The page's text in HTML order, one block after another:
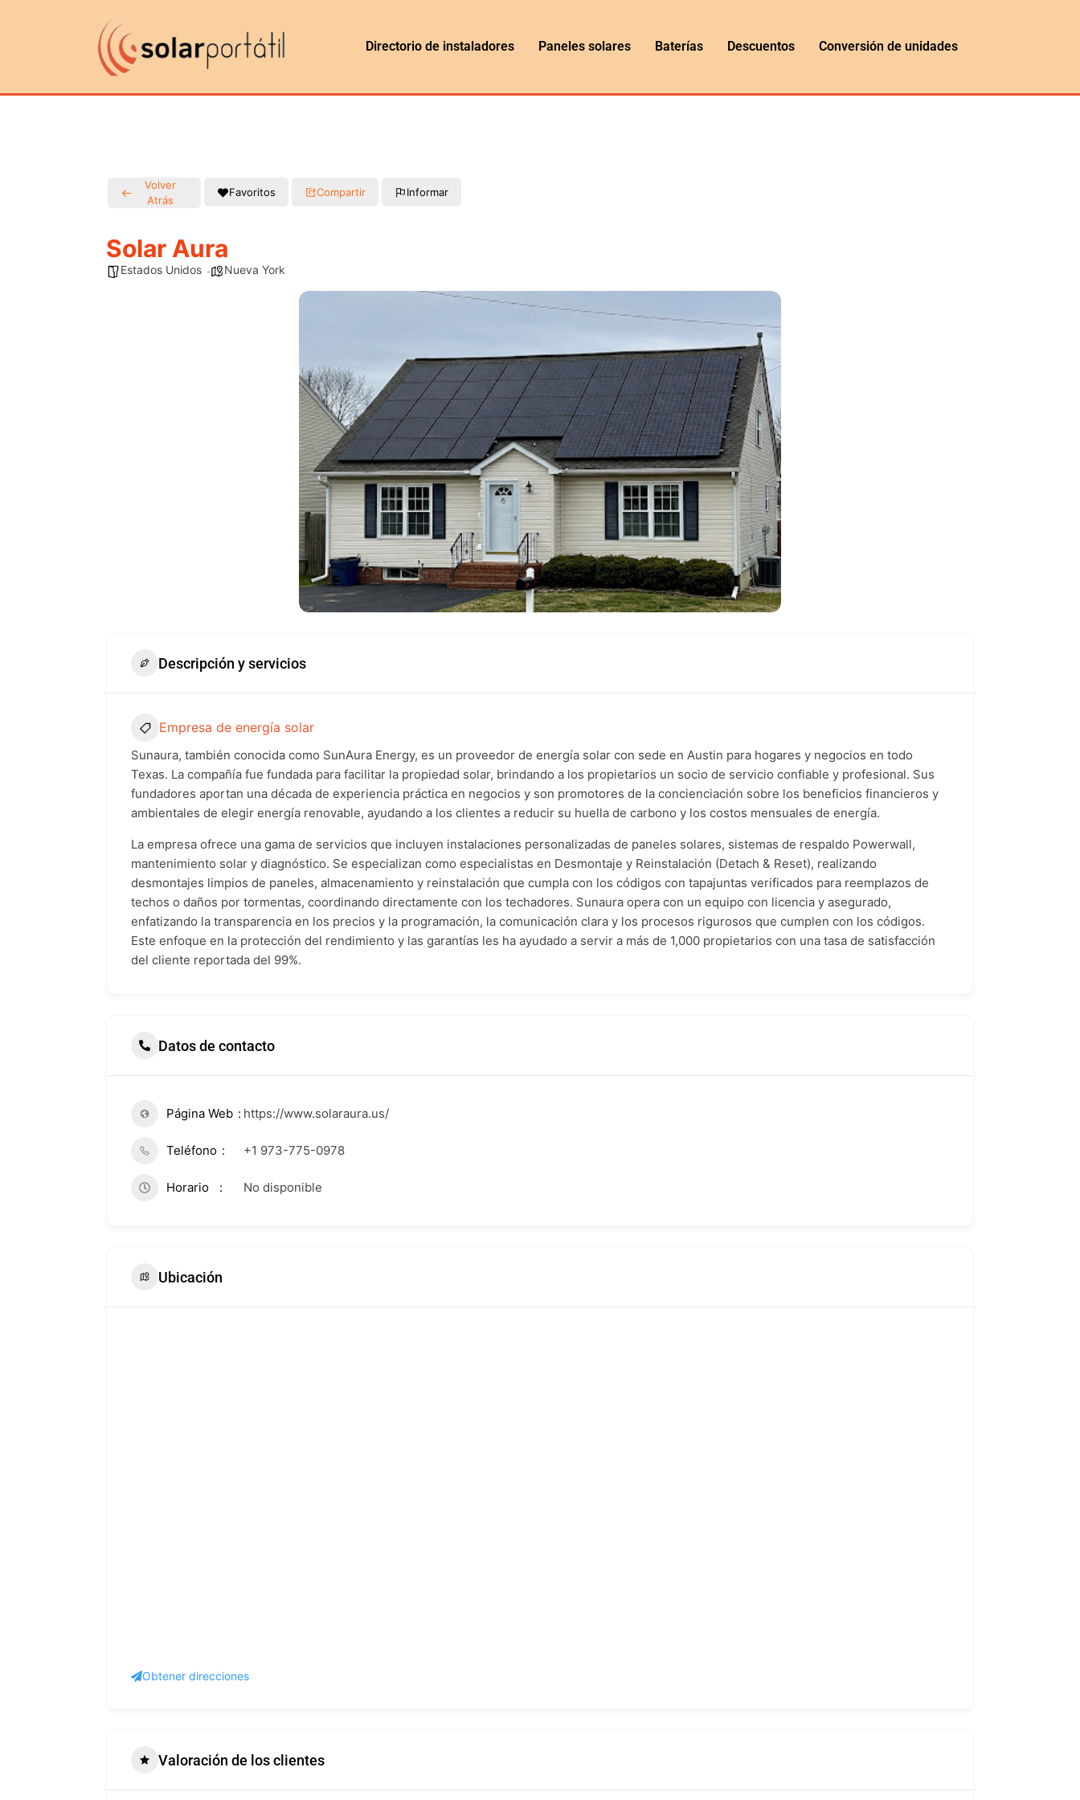
Directorio de instaladores Paneles solares Baterías Descuentos Conversión de unidades
Volver
Atrás
Favoritos Compartir Informar
Solar Aura
Estados Unidos Nueva York
Descripción y servicios
Empresa de energía solar
Sunaura, también conocida como SunAura Energy, es un proveedor de energía solar con sede en Austin para hogares y negocios en todo
Texas. La compañía fue fundada para facilitar la propiedad solar, brindando a los propietarios un socio de servicio confiable y profesional. Sus
fundadores aportan una década de experiencia práctica en negocios y son promotores de la concienciación sobre los beneficios financieros y
ambientales de elegir energía renovable, ayudando a los clientes a reducir su huella de carbono y los costos mensuales de energía.
La empresa ofrece una gama de servicios que incluyen instalaciones personalizadas de paneles solares, sistemas de respaldo Powerwall,
mantenimiento solar y diagnóstico. Se especializan como especialistas en Desmontaje y Reinstalación (Detach & Reset), realizando
desmontajes limpios de paneles, almacenamiento y reinstalación que cumpla con los códigos con tapajuntas verificados para reemplazos de
techos o daños por tormentas, coordinando directamente con los techadores. Sunaura opera con un equipo con licencia y asegurado,
enfatizando la transparencia en los precios y la programación, la comunicación clara y los procesos rigurosos que cumplen con los códigos.
Este enfoque en la protección del rendimiento y las garantías les ha ayudado a servir a más de 1,000 propietarios con una tasa de satisfacción
del cliente reportada del 99%.
Datos de contacto
Página Web https://www.solaraura.us/
Teléfono +1 973-775-0978
Horario No disponible
Ubicación
Obtener direcciones
Valoración de los clientes